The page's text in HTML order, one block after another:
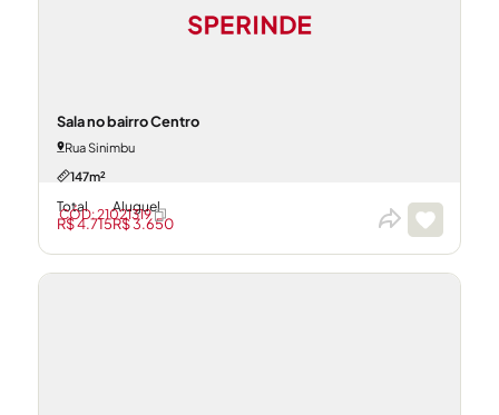
Sala no bairro Centro
Rua Sinimbu
147m²
Total
R$ 4.715
Aluguel
R$ 3.650
CÓD: 21021319